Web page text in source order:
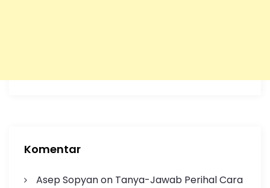
Komentar
Asep Sopyanon Tanya-Jawab Perihal Cara